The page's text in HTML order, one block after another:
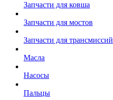
Запчасти для ковша
Запчасти для мостов
Запчасти для трансмиссий
Масла
Насосы
Пальцы